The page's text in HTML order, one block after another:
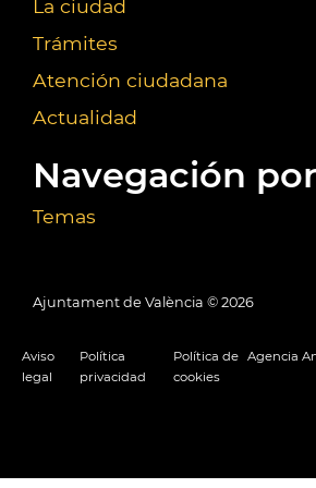
La ciudad
Trámites
Atención ciudadana
Actualidad
Navegación
Temas
Ajuntament de València © 2026
Aviso
legal
Política
privacidad
Política de
cookies
Agencia